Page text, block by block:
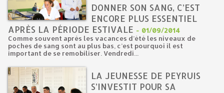
DONNER SON SANG, C’EST
ENCORE PLUS ESSENTIEL
APRÈS LA PÉRIODE ESTIVALE - 01/09/2014
Comme souvent après les vacances d’été les niveaux de
poches de sang sont au plus bas, c’est pourquoi il est
important de se remobiliser. Vendredi...
LA JEUNESSE DE PEYRUIS
S’INVESTIT POUR SA